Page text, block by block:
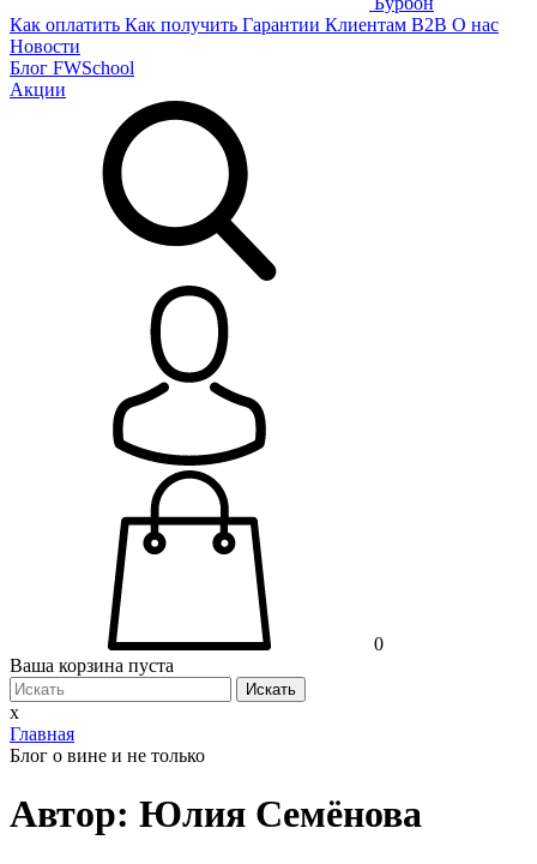
Как оплатить Как получить Гарантии Клиентам B2B О нас
Новости
Блог FWSchool
Акции
0
Ваша корзина пуста
Искать
x
Главная
Блог о вине и не только
Автор: Юлия Семёнова